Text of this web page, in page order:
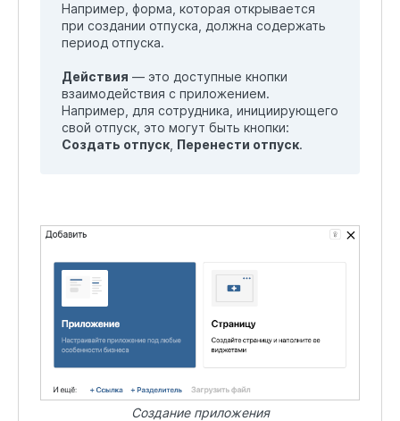
Например, форма, которая открывается
при создании отпуска, должна содержать
период отпуска.
Действия — это доступные кнопки
взаимодействия с приложением.
Например, для сотрудника, инициирующего
свой отпуск, это могут быть кнопки:
Создать отпуск Перенести отпуск.
Создание приложения